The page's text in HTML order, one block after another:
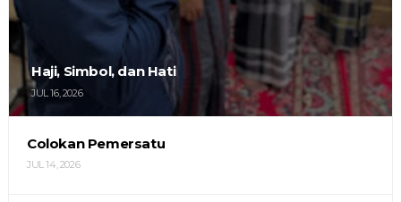
Haji, Simbol, dan Hati
JUL 16, 2026
Colokan Pemersatu
JUL 14, 2026